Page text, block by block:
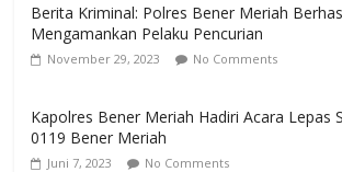
Berita Kriminal: Polres Bener Meriah
Mengamankan Pelaku Pencurian
November 29, 2023 No Comments
Kapolres Bener Meriah Hadiri Acara Lepas
0119 Bener Meriah
Juni 7, 2023 No Comments